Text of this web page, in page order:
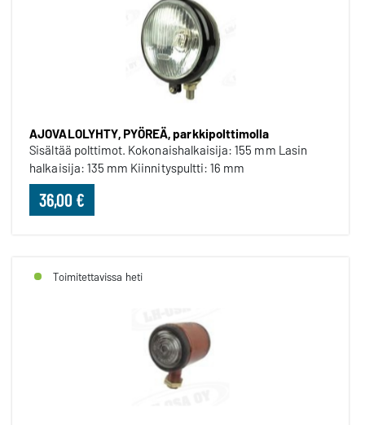
AJOVALOLYHTY, PYÖREÄ, parkkipolttimolla
Sisältää polttimot. Kokonaishalkaisija: 155 mm Lasin
halkaisija: 135 mm Kiinnityspultti: 16 mm
36,00 €
Toimitettavissa heti